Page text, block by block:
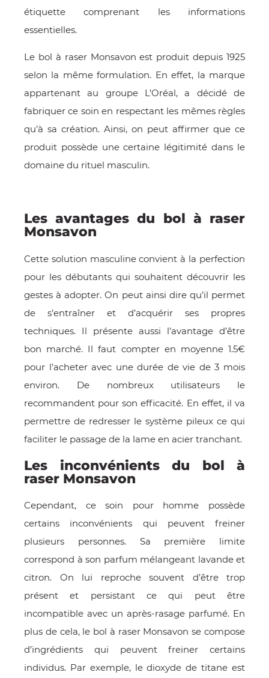
étiquette comprenant les informations
essentielles.
Le bol à raser Monsavon est produit depuis 1925
selon la même formulation. En effet, la marque
appartenant au groupe L’Oréal, a décidé de
fabriquer ce soin en respectant les mêmes règles
qu’à sa création. Ainsi, on peut affirmer que ce
produit possède une certaine légitimité dans le
domaine du rituel masculin.
Les avantages du bol à raser
Monsavon
Cette solution masculine convient à la perfection
pour les débutants qui souhaitent découvrir les
gestes à adopter. On peut ainsi dire qu’il permet
de s’entraîner et d’acquérir ses propres
techniques. Il présente aussi l’avantage d’être
bon marché. Il faut compter en moyenne 1.5€
pour l’acheter avec une durée de vie de 3 mois
environ. De nombreux utilisateurs le
recommandent pour son efficacité. En effet, il va
permettre de redresser le système pileux ce qui
faciliter le passage de la lame en acier tranchant.
Les inconvénients du bol à
raser Monsavon
Cependant, ce soin pour homme possède
certains inconvénients qui peuvent freiner
plusieurs personnes. Sa première limite
correspond à son parfum mélangeant lavande et
citron. On lui reproche souvent d’être trop
présent et persistant ce qui peut être
incompatible avec un après-rasage parfumé. En
plus de cela, le bol à raser Monsavon se compose
d’ingrédients qui peuvent freiner certains
individus. Par exemple, le dioxyde de titane est